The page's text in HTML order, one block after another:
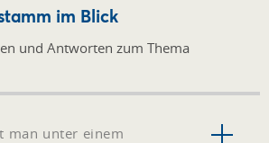
im Blick
und Antworten zum Thema
man unter einem